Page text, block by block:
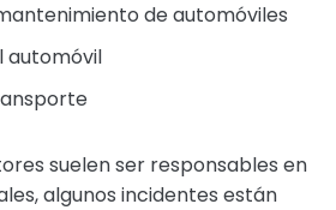
de automóviles
automóvil
suelen ser responsables en
algunos incidentes están